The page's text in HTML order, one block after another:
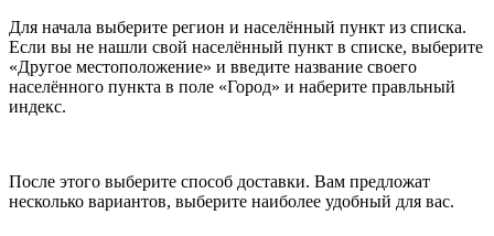
Для начала выберите регион и населённый пункт из списка.
Если вы не нашли свой населённый пункт в списке, выберите
«Другое местоположение» и введите название своего
населённого пункта в поле «Город» и наберите правльный
индекс.
После этого выберите способ доставки. Вам предложат
несколько вариантов, выберите наиболее удобный для вас.